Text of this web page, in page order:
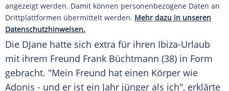
angezeigt werden. Damit können personenbezogene Daten an
Drittplattformen übermittelt werden. Mehr dazu in unseren
Datenschutzhinweisen.
Die DJane hatte sich extra für ihren Ibiza-Urlaub
mit ihrem Freund Frank Büchtmann (38) in Form
gebracht. "Mein Freund hat einen Körper wie
Adonis - und er ist ein Jahr jünger als ich", erklärte